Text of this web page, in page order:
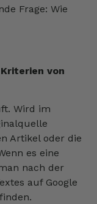
Frage: Wie
von
Wird im
Artikel oder die
es eine
nach der
auf Google